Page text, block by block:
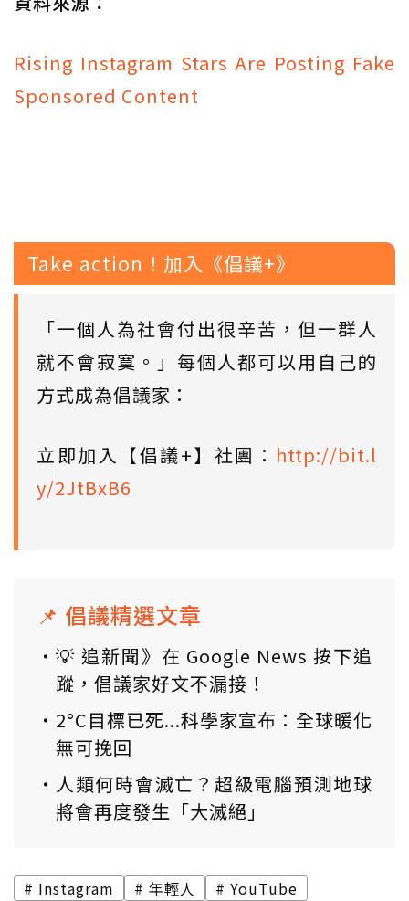
Rising Instagram Stars Are Posting Fake
Sponsored Content
Take action！加入《倡議+》
「一個人為社會付出很辛苦，但一群人
就不會寂寞。」每個人都可以用自己的
方式成為倡議家：
立即加入【倡議+】社團： http://bit.l
y/2JtBxB6
📌 倡議精選文章
💡 追新聞》在 Google News 按下追
蹤，倡議家好文不漏接！
2°C目標已死...科學家宣布：全球暖化
無可挽回
人類何時會滅亡？超級電腦預測地球
將會再度發生「大滅絕」
Instagram 年輕人
YouTube